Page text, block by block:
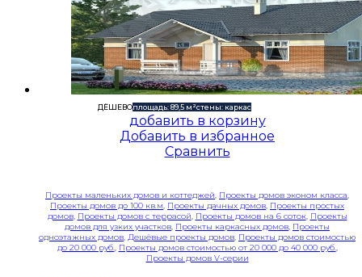
ДЁШЕВОплощадь: 89,5 м²стены: каркас
добавить в корзину
Добавить в избранное
Сравнить
Проекты маленьких домов и коттеджей, Проекты домов эконом класса,
Проекты домов до 100 кв.м, Проекты дачных домов, Проекты простых
домов, Проекты домов с террасой, Проекты домов на 6 соток, Проекты
домов для узких участков, Проекты каркасных домов, Проекты
одноэтажных домов, Дешёвые проекты домов, Проекты домов стоимостью
до 20 000 руб., Проекты домов стоимостью от 20 000 до 40 000 руб.,
Проекты домов V-серии